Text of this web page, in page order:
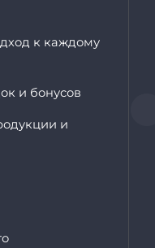
к каждому
и бонусов
и